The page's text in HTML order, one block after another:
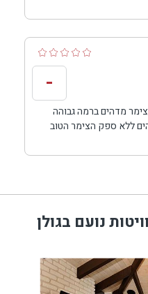
נסיעה מהמתחם.
מדהים ברמה גבוהה
ללא ספק הצימר הטוב
-
נועם בגולן